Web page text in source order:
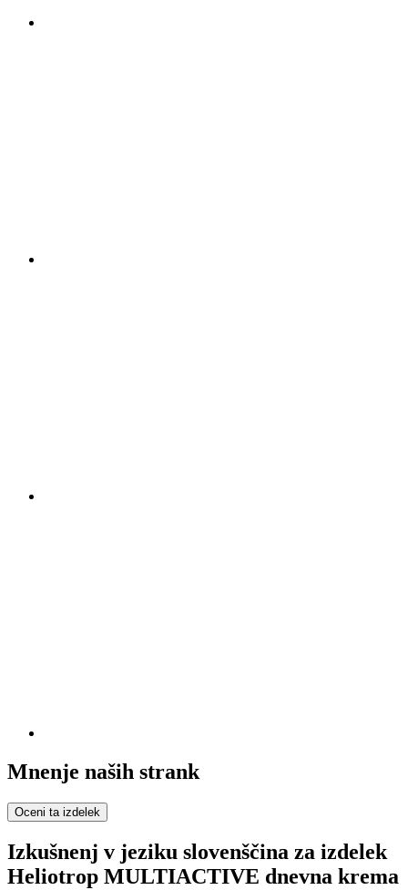
Mnenje naših strank
Oceni ta izdelek
Izkušnenj v jeziku slovenščina za izdelek
Heliotrop MULTIACTIVE dnevna krema